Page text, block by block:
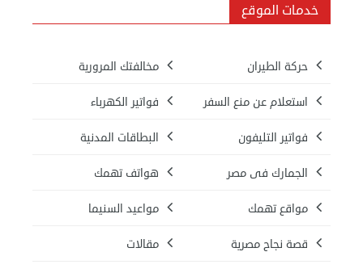
خدمات الموقع
حركة الطيران مخالفتك المرورية
استعلام عن منع السفر فواتير الكهرباء
فواتير التليفون البطاقات المدنية
الجمارك فى مصر هواتف تهمك
مواقع تهمك مواعيد السنيما
قصة نجاح مصرية مقالات